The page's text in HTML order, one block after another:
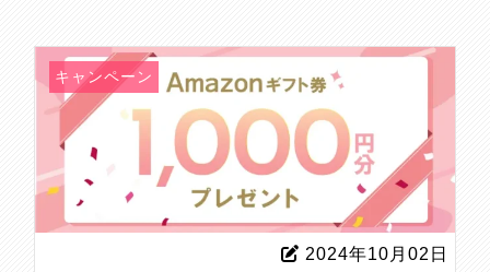
キャンペーン
2024年10月02日